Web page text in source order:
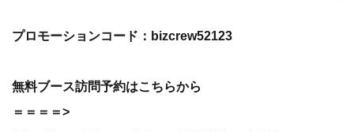
プロモーションコード：bizcrew52123
無料ブース訪問予約はこちらから
＝＝＝＝>